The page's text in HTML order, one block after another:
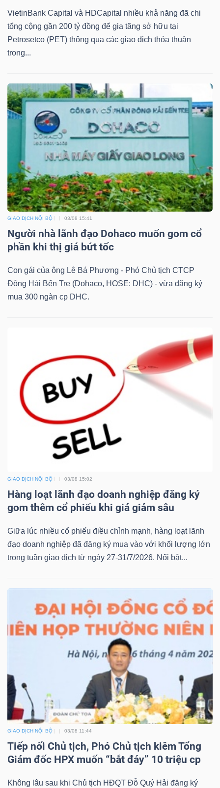
VietinBank Capital và HDCapital nhiều khả năng đã chi
tổng cộng gần 200 tỷ đồng để gia tăng sở hữu tại
Petrosetco (PET) thông qua các giao dịch thỏa thuận
trong...
GIAO DỊCH NỘI BỘ 03/08 15:41
Người nhà lãnh đạo Dohaco muốn gom cổ
phần khi thị giá bứt tốc
Con gái của ông Lê Bá Phương - Phó Chủ tịch CTCP
Đông Hải Bến Tre (Dohaco, HOSE: DHC) - vừa đăng ký
mua 300 ngàn cp DHC.
GIAO DỊCH NỘI BỘ 03/08 15:02
Hàng loạt lãnh đạo doanh nghiệp đăng ký
gom thêm cổ phiếu khi giá giảm sâu
Giữa lúc nhiều cổ phiếu điều chỉnh mạnh, hàng loạt lãnh
đạo doanh nghiệp đã đăng ký mua vào với khối lượng lớn
trong tuần giao dịch từ ngày 27-31/7/2026. Nổi bật...
GIAO DỊCH NỘI BỘ 03/08 11:44
Tiếp nối Chủ tịch, Phó Chủ tịch kiêm Tổng
Giám đốc HPX muốn “bắt đáy” 10 triệu cp
Không lâu sau khi Chủ tịch HĐQT Đỗ Quý Hải đăng ký